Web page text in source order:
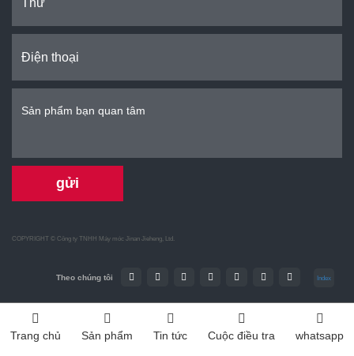
gửi
COPYRIGHT © Công ty TNHH Máy móc Jinan Jieheng, Ltd.
Theo chúng tôi Index
Trang chủ Sản phẩm Tin tức Cuộc điều tra whatsapp